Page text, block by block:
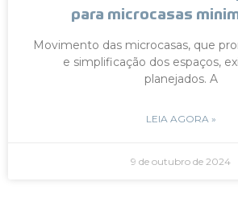
para microcasas
Movimento das microcasas, que
e simplificação dos espaços,
planejados. A
LEIA AGORA »
9 de outubro de 2024